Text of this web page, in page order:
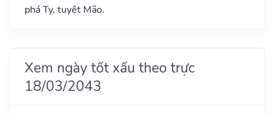
phá Tỵ, tuyệt Mão.
Xem ngày tốt xấu theo trực
18/03/2043